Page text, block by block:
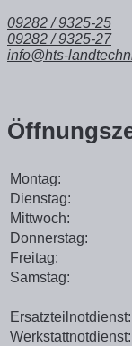
09282 / 9325-25
09282 / 9325-27
info@hts-
Montag:
Dienstag:
Mittwoch:
Donnerstag:
Freitag:
Samstag:
Ersatzteilnotdienst:
Werkstattnotdienst: